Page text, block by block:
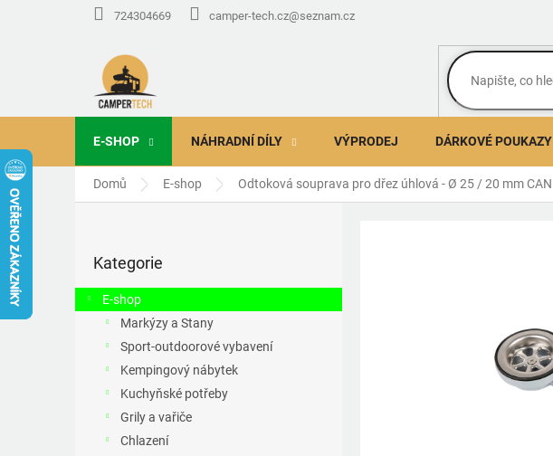
724304669 camper-tech.cz@seznam.cz
E-SHOP NÁHRADNÍ DÍLY VÝPRODEJ DÁRKOVÉ POUKAZY
Domů E-shop Odtoková souprava pro dřez úhlová - Ø 25 / 20 mm CAN
r
a
kategorie
Kategorie
E-shop
Markýzy a Stany
Sport-outdoorové vybavení
Kempingový nábytek
Kuchyňské potřeby
Grily a vařiče
Chlazení